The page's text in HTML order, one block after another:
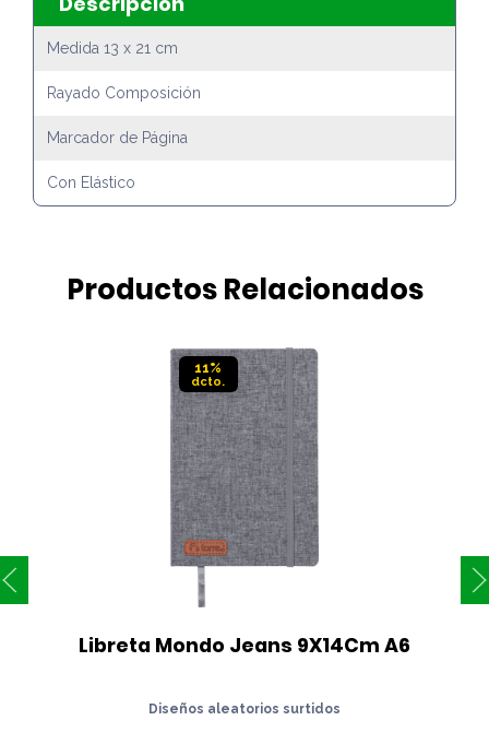
Medida 13 x 21 cm
Rayado Composición
Marcador de Página
Con Elástico
Productos Relacionados
11%
Libreta Mondo Jeans 9X14Cm A6
Diseños aleatorios surtidos